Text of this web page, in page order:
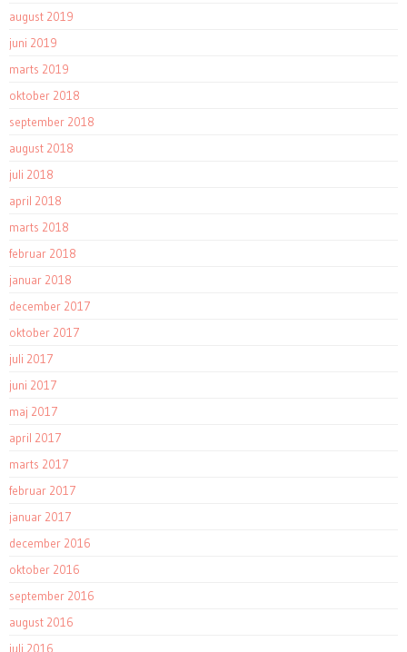
august 2019
juni 2019
marts 2019
oktober 2018
september 2018
august 2018
juli 2018
april 2018
marts 2018
februar 2018
januar 2018
december 2017
oktober 2017
juli 2017
juni 2017
maj 2017
april 2017
marts 2017
februar 2017
januar 2017
december 2016
oktober 2016
september 2016
august 2016
juli 2016